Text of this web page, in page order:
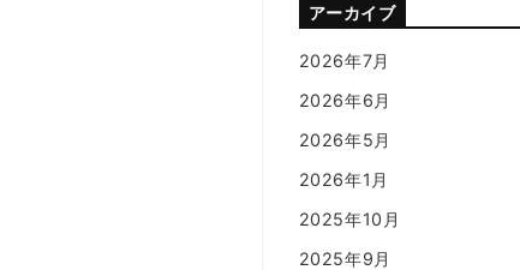
アーカイブ
2026年7月
2026年6月
2026年5月
2026年1月
2025年10月
2025年9月